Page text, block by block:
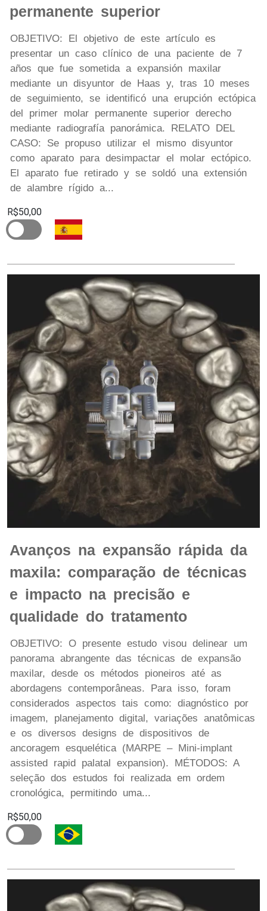
permanente superior
OBJETIVO: El objetivo de este artículo es
presentar un caso clínico de una paciente de 7
años que fue sometida a expansión maxilar
mediante un disyuntor de Haas y, tras 10 meses
de seguimiento, se identificó una erupción ectópica
del primer molar permanente superior derecho
mediante radiografía panorámica. RELATO DEL
CASO: Se propuso utilizar el mismo disyuntor
como aparato para desimpactar el molar ectópico.
El aparato fue retirado y se soldó una extensión
de alambre rígido a...
R$50,00
Avanços na expansão rápida da
maxila: comparação de técnicas
e impacto na precisão e
qualidade do tratamento
OBJETIVO: O presente estudo visou delinear um
panorama abrangente das técnicas de expansão
maxilar, desde os métodos pioneiros até as
abordagens contemporâneas. Para isso, foram
considerados aspectos tais como: diagnóstico por
imagem, planejamento digital, variações anatômicas
e os diversos designs de dispositivos de
ancoragem esquelética (MARPE – Mini-implant
assisted rapid palatal expansion). MÉTODOS: A
seleção dos estudos foi realizada em ordem
cronológica, permitindo uma...
R$50,00